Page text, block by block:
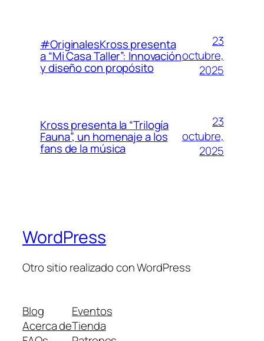
#OriginalesKross presenta
a “Mi Casa Taller”: Innovación
y diseño con propósito
23
octubre,
2025
Kross presenta la “Trilogía
Fauna”, un homenaje a los
fans de la música
23
octubre,
2025
WordPress
Otro sitio realizado con WordPress
Blog
Acerca de
Eventos
Tienda